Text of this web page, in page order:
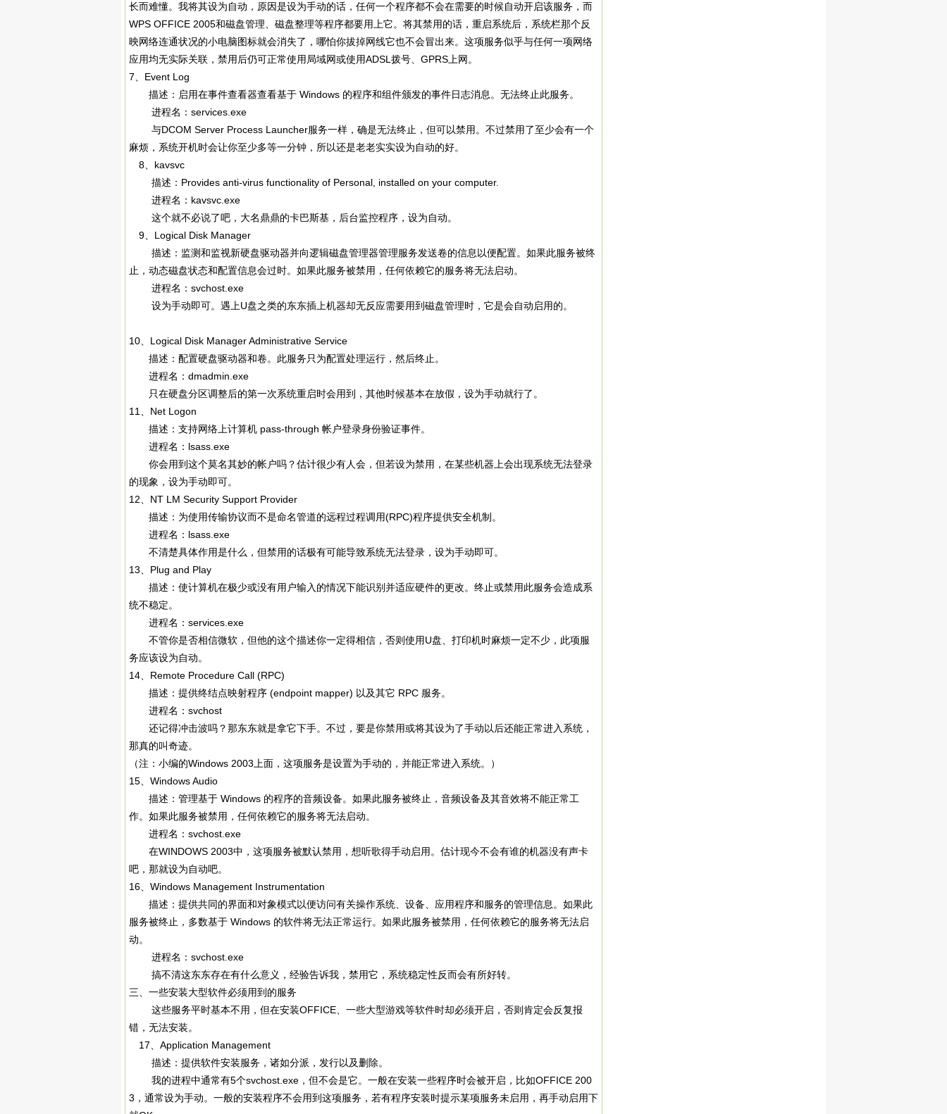
长而难懂。我将其设为自动，原因是设为手动的话，任何一个程序都不会在需要的时候自动开启该服务，而
WPS OFFICE 2005和磁盘管理、磁盘整理等程序都要用上它。将其禁用的话，重启系统后，系统栏那个反
映网络连通状况的小电脑图标就会消失了，哪怕你拔掉网线它也不会冒出来。这项服务似乎与任何一项网络
应用均无实际关联，禁用后仍可正常使用局域网或使用ADSL拨号、GPRS上网。
7、Event Log
描述：启用在事件查看器查看基于 Windows 的程序和组件颁发的事件日志消息。无法终止此服务。
进程名：services.exe
与DCOM Server Process Launcher服务一样，确是无法终止，但可以禁用。不过禁用了至少会有一个
麻烦，系统开机时会让你至少多等一分钟，所以还是老老实实设为自动的好。
8、kavsvc
描述：Provides anti-virus functionality of Personal, installed on your computer.
进程名：kavsvc.exe
这个就不必说了吧，大名鼎鼎的卡巴斯基，后台监控程序，设为自动。
9、Logical Disk Manager
描述：监测和监视新硬盘驱动器并向逻辑磁盘管理器管理服务发送卷的信息以便配置。如果此服务被终
止，动态磁盘状态和配置信息会过时。如果此服务被禁用，任何依赖它的服务将无法启动。
进程名：svchost.exe
设为手动即可。遇上U盘之类的东东插上机器却无反应需要用到磁盘管理时，它是会自动启用的。
10、Logical Disk Manager Administrative Service
描述：配置硬盘驱动器和卷。此服务只为配置处理运行，然后终止。
进程名：dmadmin.exe
只在硬盘分区调整后的第一次系统重启时会用到，其他时候基本在放假，设为手动就行了。
11、Net Logon
描述：支持网络上计算机 pass-through 帐户登录身份验证事件。
进程名：lsass.exe
你会用到这个莫名其妙的帐户吗？估计很少有人会，但若设为禁用，在某些机器上会出现系统无法登录
的现象，设为手动即可。
12、NT LM Security Support Provider
描述：为使用传输协议而不是命名管道的远程过程调用(RPC)程序提供安全机制。
进程名：lsass.exe
不清楚具体作用是什么，但禁用的话极有可能导致系统无法登录，设为手动即可。
13、Plug and Play
描述：使计算机在极少或没有用户输入的情况下能识别并适应硬件的更改。终止或禁用此服务会造成系
统不稳定。
进程名：services.exe
不管你是否相信微软，但他的这个描述你一定得相信，否则使用U盘、打印机时麻烦一定不少，此项服
务应该设为自动。
14、Remote Procedure Call (RPC)
描述：提供终结点映射程序 (endpoint mapper) 以及其它 RPC 服务。
进程名：svchost
还记得冲击波吗？那东东就是拿它下手。不过，要是你禁用或将其设为了手动以后还能正常进入系统，
那真的叫奇迹。
（注：小编的Windows 2003上面，这项服务是设置为手动的，并能正常进入系统。）
15、Windows Audio
描述：管理基于 Windows 的程序的音频设备。如果此服务被终止，音频设备及其音效将不能正常工
作。如果此服务被禁用，任何依赖它的服务将无法启动。
进程名：svchost.exe
在WINDOWS 2003中，这项服务被默认禁用，想听歌得手动启用。估计现今不会有谁的机器没有声卡
吧，那就设为自动吧。
16、Windows Management Instrumentation
描述：提供共同的界面和对象模式以便访问有关操作系统、设备、应用程序和服务的管理信息。如果此
服务被终止，多数基于 Windows 的软件将无法正常运行。如果此服务被禁用，任何依赖它的服务将无法启
动。
进程名：svchost.exe
搞不清这东东存在有什么意义，经验告诉我，禁用它，系统稳定性反而会有所好转。
三、一些安装大型软件必须用到的服务
这些服务平时基本不用，但在安装OFFICE、一些大型游戏等软件时却必须开启，否则肯定会反复报
错，无法安装。
17、Application Management
描述：提供软件安装服务，诸如分派，发行以及删除。
我的进程中通常有5个svchost.exe，但不会是它。一般在安装一些程序时会被开启，比如OFFICE 200
3，通常设为手动。一般的安装程序不会用到这项服务，若有程序安装时提示某项服务未启用，再手动启用下